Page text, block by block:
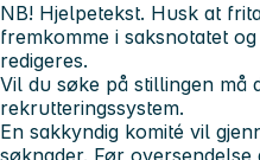
NB! Hjelpetekst. Husk at
fremkomme i saksnotatet
redigeres.
Vil du søke på stillingen må
rekrutteringssystem.
En sakkyndig komité vil
søknader. Før